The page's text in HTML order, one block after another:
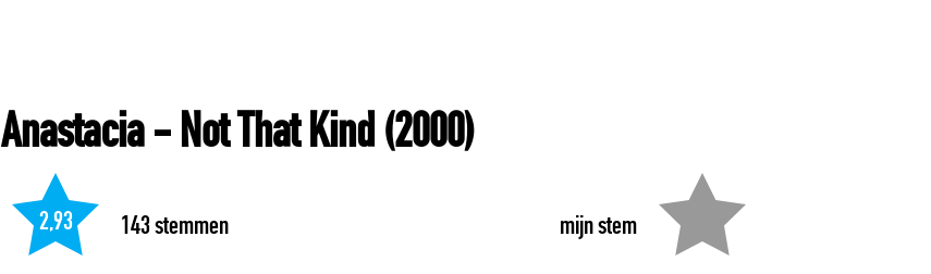
Anastacia- Not That Kind(2000)
mijn stem
2,93 143stemmen